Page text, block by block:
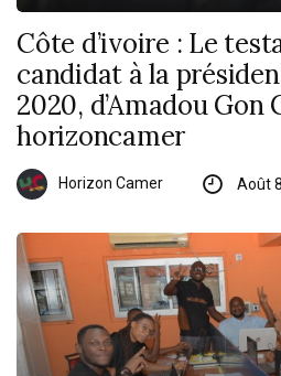
Côte d’ivoire : Le
candidat à la
2020, d’Amadou Gon
horizoncamer
Horizon Camer Août